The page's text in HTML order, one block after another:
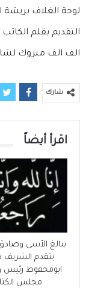
لوحة الغلاف بريشة
التقديم بقلم الكاتب
الف الف مبروك
شارك
اقرأ أيضاً
ببالغ الأسى
يتقدم الشريف
ابومحفوظ
مجلس